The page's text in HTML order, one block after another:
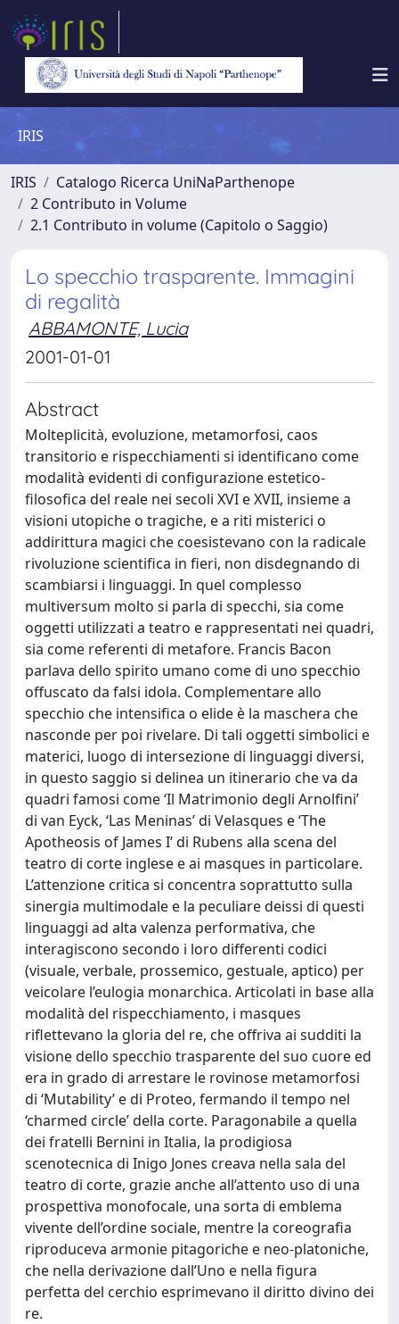
IRIS
IRIS
Catalogo Ricerca UniNaParthenope
2 Contributo in Volume
2.1 Contributo in volume (Capitolo o Saggio)
Lo specchio trasparente. Immagini
di regalità
ABBAMONTE, Lucia
2001-01-01
Abstract
Molteplicità, evoluzione, metamorfosi, caos
transitorio e rispecchiamenti si identificano come
modalità evidenti di configurazione estetico-
filosofica del reale nei secoli XVI e XVII, insieme a
visioni utopiche o tragiche, e a riti misterici o
addirittura magici che coesistevano con la radicale
rivoluzione scientifica in fieri, non disdegnando di
scambiarsi i linguaggi. In quel complesso
multiversum molto si parla di specchi, sia come
oggetti utilizzati a teatro e rappresentati nei quadri,
sia come referenti di metafore. Francis Bacon
parlava dello spirito umano come di uno specchio
offuscato da falsi idola. Complementare allo
specchio che intensifica o elide è la maschera che
nasconde per poi rivelare. Di tali oggetti simbolici e
materici, luogo di intersezione di linguaggi diversi,
in questo saggio si delinea un itinerario che va da
quadri famosi come ‘Il Matrimonio degli Arnolfini’
di van Eyck, ‘Las Meninas’ di Velasques e ‘The
Apotheosis of James I’ di Rubens alla scena del
teatro di corte inglese e ai masques in particolare.
L’attenzione critica si concentra soprattutto sulla
sinergia multimodale e la peculiare deissi di questi
linguaggi ad alta valenza performativa, che
interagiscono secondo i loro differenti codici
(visuale, verbale, prossemico, gestuale, aptico) per
veicolare l’eulogia monarchica. Articolati in base alla
modalità del rispecchiamento, i masques
riflettevano la gloria del re, che offriva ai sudditi la
visione dello specchio trasparente del suo cuore ed
era in grado di arrestare le rovinose metamorfosi
di ‘Mutability’ e di Proteo, fermando il tempo nel
‘charmed circle’ della corte. Paragonabile a quella
dei fratelli Bernini in Italia, la prodigiosa
scenotecnica di Inigo Jones creava nella sala del
teatro di corte, grazie anche all’attento uso di una
prospettiva monofocale, una sorta di emblema
vivente dell’ordine sociale, mentre la coreografia
riproduceva armonie pitagoriche e neo-platoniche,
che nella derivazione dall’Uno e nella figura
perfetta del cerchio esprimevano il diritto divino dei
re.